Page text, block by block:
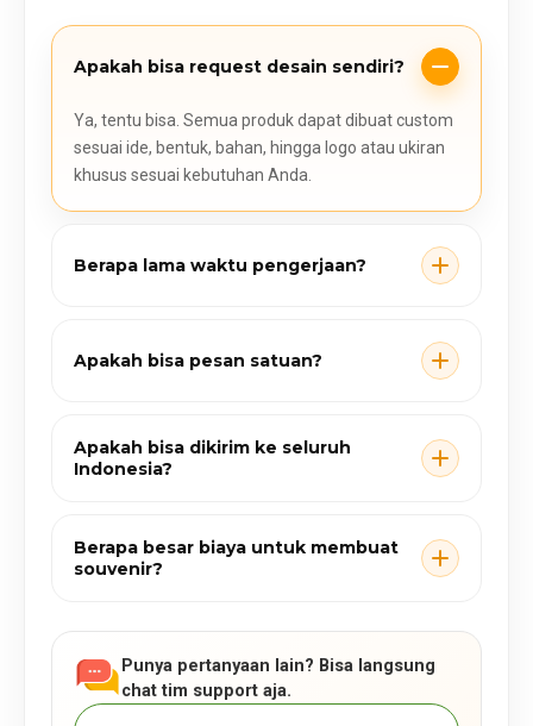
Apakah bisa request desain sendiri?
Ya, tentu bisa. Semua produk dapat dibuat custom
sesuai ide, bentuk, bahan, hingga logo atau ukiran
khusus sesuai kebutuhan Anda.
Berapa lama waktu pengerjaan?
Apakah bisa pesan satuan?
Apakah bisa dikirim ke seluruh
Indonesia?
Berapa besar biaya untuk membuat
souvenir?
Punya pertanyaan lain? Bisa langsung
chat tim support aja.